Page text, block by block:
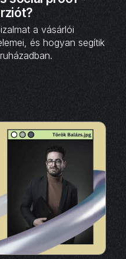
a vásárlói
és hogyan segítik